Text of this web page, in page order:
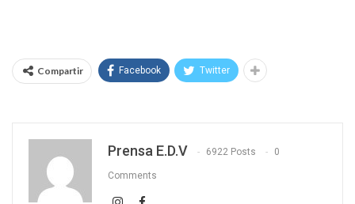
Compartir Facebook Twitter
Prensa E.D.V 6922 Posts 0
Comments